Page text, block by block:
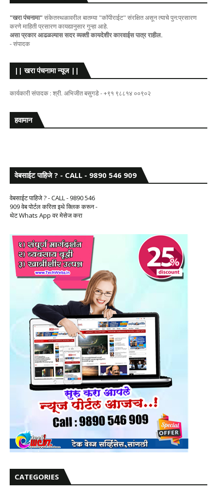
"खरा पंचनामा"संकेतस्थळावरील बातम्या "कॉपीराईट" संरक्षित असून त्याचे पुन:प्रसारण
करणे माहिती प्रसारण कायद्यानुसार गुन्हा आहे.
असा प्रकार आढळल्यास सदर व्यक्ती कायदेशीर कारवाईस पात्र राहील.
- संपादक
|| खरा पंचनामा न्यूज ||
कार्यकारी संपादक : श्री. अभिजीत बसुगडे - +९१ ९८८१४ ००९०२
हवामान
वेबसाईट पाहिजे ? - CALL - 9890 546 909
वेबसाईट पाहिजे ? - CALL - 9890 546
909 वेब पोर्टल करिता इथे क्लिक करून -
थेट Whats App वर मेसेज करा
CATEGORIES